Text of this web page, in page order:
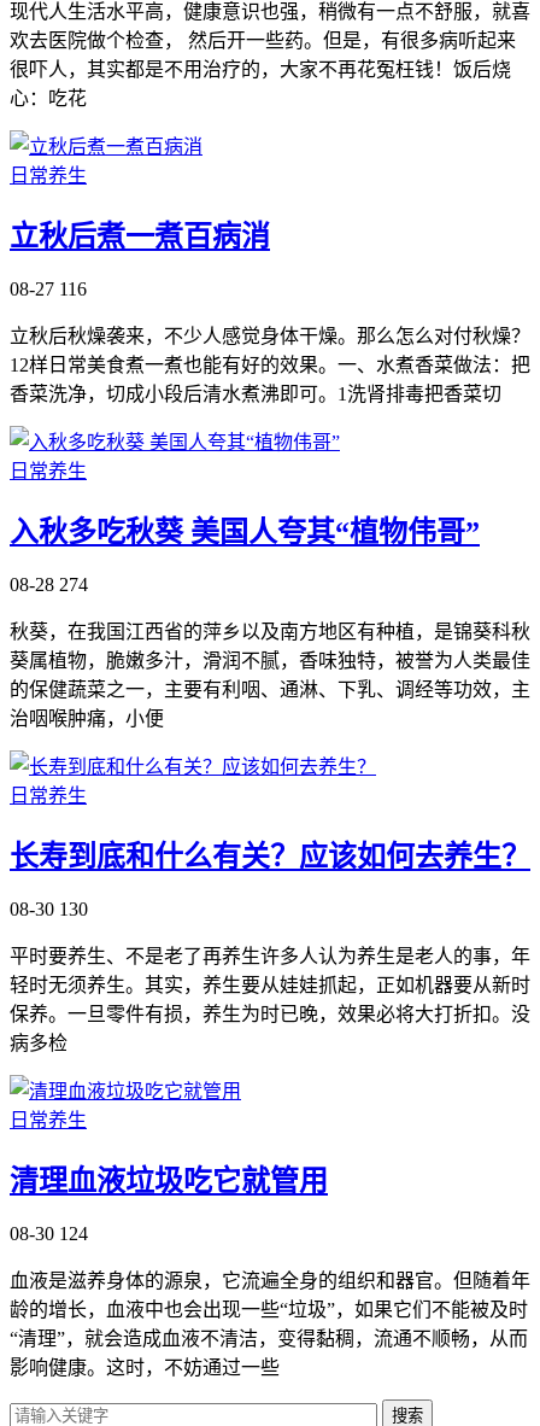
现代人生活水平高，健康意识也强，稍微有一点不舒服，就喜
欢去医院做个检查， 然后开一些药。但是，有很多病听起来
很吓人，其实都是不用治疗的，大家不再花冤枉钱！饭后烧
心：吃花
日常养生
立秋后煮一煮百病消
08-27 116
立秋后秋燥袭来，不少人感觉身体干燥。那么怎么对付秋燥？
12样日常美食煮一煮也能有好的效果。一、水煮香菜做法：把
香菜洗净，切成小段后清水煮沸即可。1洗肾排毒把香菜切
日常养生
入秋多吃秋葵 美国人夸其“植物伟哥”
08-28 274
秋葵，在我国江西省的萍乡以及南方地区有种植，是锦葵科秋
葵属植物，脆嫩多汁，滑润不腻，香味独特，被誉为人类最佳
的保健蔬菜之一，主要有利咽、通淋、下乳、调经等功效，主
治咽喉肿痛，小便
日常养生
长寿到底和什么有关？应该如何去养生？
08-30 130
平时要养生、不是老了再养生许多人认为养生是老人的事，年
轻时无须养生。其实，养生要从娃娃抓起，正如机器要从新时
保养。一旦零件有损，养生为时已晚，效果必将大打折扣。没
病多检
日常养生
清理血液垃圾吃它就管用
08-30 124
血液是滋养身体的源泉，它流遍全身的组织和器官。但随着年
龄的增长，血液中也会出现一些“垃圾”，如果它们不能被及时
“清理”，就会造成血液不清洁，变得黏稠，流通不顺畅，从而
影响健康。这时，不妨通过一些
搜索